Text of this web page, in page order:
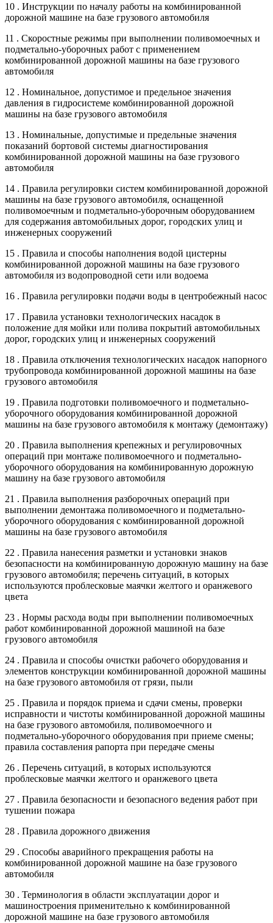
10 . Инструкции по началу работы на комбинированной
дорожной машине на базе грузового автомобиля
11 . Скоростные режимы при выполнении поливомоечных и
подметально-уборочных работ с применением
комбинированной дорожной машины на базе грузового
автомобиля
12 . Номинальное, допустимое и предельное значения
давления в гидросистеме комбинированной дорожной
машины на базе грузового автомобиля
13 . Номинальные, допустимые и предельные значения
показаний бортовой системы диагностирования
комбинированной дорожной машины на базе грузового
автомобиля
14 . Правила регулировки систем комбинированной дорожной
машины на базе грузового автомобиля, оснащенной
поливомоечным и подметально-уборочным оборудованием
для содержания автомобильных дорог, городских улиц и
инженерных сооружений
15 . Правила и способы наполнения водой цистерны
комбинированной дорожной машины на базе грузового
автомобиля из водопроводной сети или водоема
16 . Правила регулировки подачи воды в центробежный насос
17 . Правила установки технологических насадок в
положение для мойки или полива покрытий автомобильных
дорог, городских улиц и инженерных сооружений
18 . Правила отключения технологических насадок напорного
трубопровода комбинированной дорожной машины на базе
грузового автомобиля
19 . Правила подготовки поливомоечного и подметально-
уборочного оборудования комбинированной дорожной
машины на базе грузового автомобиля к монтажу (демонтажу)
20 . Правила выполнения крепежных и регулировочных
операций при монтаже поливомоечного и подметально-
уборочного оборудования на комбинированную дорожную
машину на базе грузового автомобиля
21 . Правила выполнения разборочных операций при
выполнении демонтажа поливомоечного и подметально-
уборочного оборудования с комбинированной дорожной
машины на базе грузового автомобиля
22 . Правила нанесения разметки и установки знаков
безопасности на комбинированную дорожную машину на базе
грузового автомобиля; перечень ситуаций, в которых
используются проблесковые маячки желтого и оранжевого
цвета
23 . Нормы расхода воды при выполнении поливомоечных
работ комбинированной дорожной машиной на базе
грузового автомобиля
24 . Правила и способы очистки рабочего оборудования и
элементов конструкции комбинированной дорожной машины
на базе грузового автомобиля от грязи, пыли
25 . Правила и порядок приема и сдачи смены, проверки
исправности и чистоты комбинированной дорожной машины
на базе грузового автомобиля, поливомоечного и
подметально-уборочного оборудования при приеме смены;
правила составления рапорта при передаче смены
26 . Перечень ситуаций, в которых используются
проблесковые маячки желтого и оранжевого цвета
27 . Правила безопасности и безопасного ведения работ при
тушении пожара
28 . Правила дорожного движения
29 . Способы аварийного прекращения работы на
комбинированной дорожной машине на базе грузового
автомобиля
30 . Терминология в области эксплуатации дорог и
машиностроения применительно к комбинированной
дорожной машине на базе грузового автомобиля